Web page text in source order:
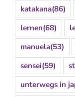
katakana(86)
lernen(68)
manuela(53)
sensei(59)
unterwegs in